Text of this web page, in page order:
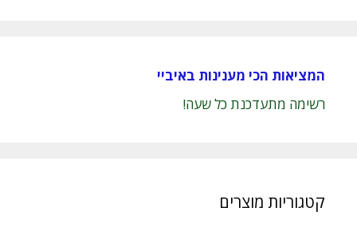
המציאות הכי מענינות באיביי
רשימה מתעדכנת כל שעה!
קטגוריות מוצרים